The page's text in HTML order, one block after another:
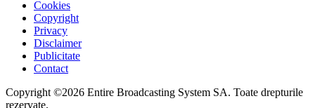
Cookies
Copyright
Privacy
Disclaimer
Publicitate
Contact
Copyright ©2026 Entire Broadcasting System SA. Toate drepturile
rezervate.